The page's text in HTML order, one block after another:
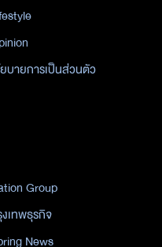
บายการเป็นส่วนตัว
Group
เทพธุรกิจ
News